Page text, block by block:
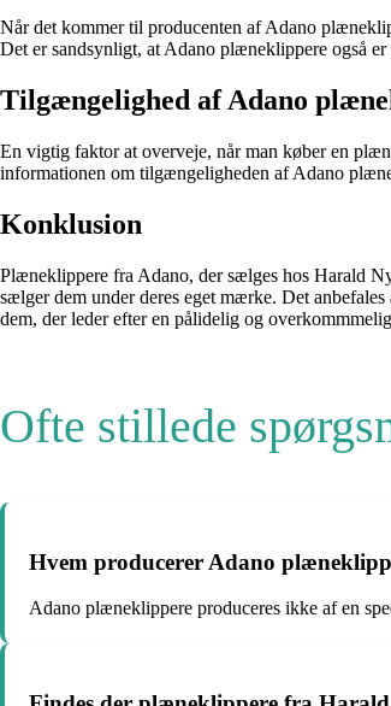
Når det kommer til producenten af Adano
Det er sandsynligt, at Adano plæneklippere også
Tilgængelighed af Adano
En vigtig faktor at overveje, når man køber en
informationen om tilgængeligheden af Adano
Konklusion
Plæneklippere fra Adano, der sælges hos Harald
sælger dem under deres eget mærke. Det
dem, der leder efter en pålidelig og
Ofte stillede
Hvem producerer Adano
Adano plæneklippere produceres ikke af en